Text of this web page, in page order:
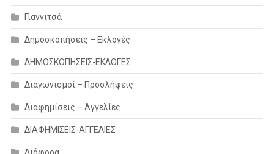
Γιαννιτσά
Δημοσκοπήσεις – Εκλογές
ΔΗΜΟΣΚΟΠΗΣΕΙΣ-ΕΚΛΟΓΕΣ
Διαγωνισμοί – Προσλήψεις
Διαφημίσεις – Αγγελίες
ΔΙΑΦΗΜΙΣΕΙΣ-ΑΓΓΕΛΙΕΣ